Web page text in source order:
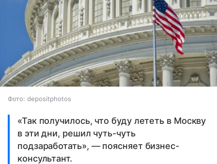
Фото: depositphotos
«Так получилось, что буду лететь в Москву
в эти дни, решил чуть-чуть
подзаработать», — поясняет бизнес-
консультант.